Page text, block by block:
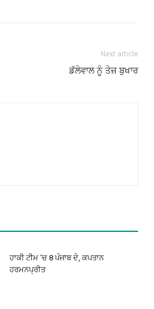
Next article
ਡੱਲੇਵਾਲ ਨੂੰ ਤੇਜ਼ ਬੁਖਾਰ
ਹਾਕੀ ਟੀਮ ‘ਚ 8 ਪੰਜਾਬ ਦੇ, ਕਪਤਾਨ
ਹਰਮਨਪ੍ਰੀਤ